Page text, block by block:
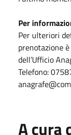
Per
Per ulteriori
prenotazione
dell’Ufficio
Telefono:
A cura